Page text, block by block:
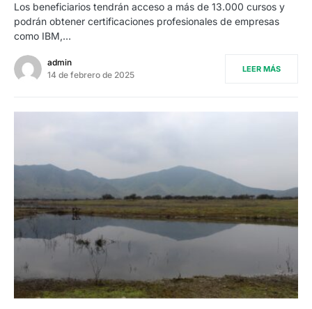
Los beneficiarios tendrán acceso a más de 13.000 cursos y
podrán obtener certificaciones profesionales de empresas
como IBM,…
admin
14 de febrero de 2025
LEER MÁS